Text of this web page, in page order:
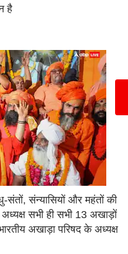
है
संतों, संन्यासियों और महंतों की
सभी ही सभी 13 अखाड़ों
अखाड़ा परिषद के अध्यक्ष